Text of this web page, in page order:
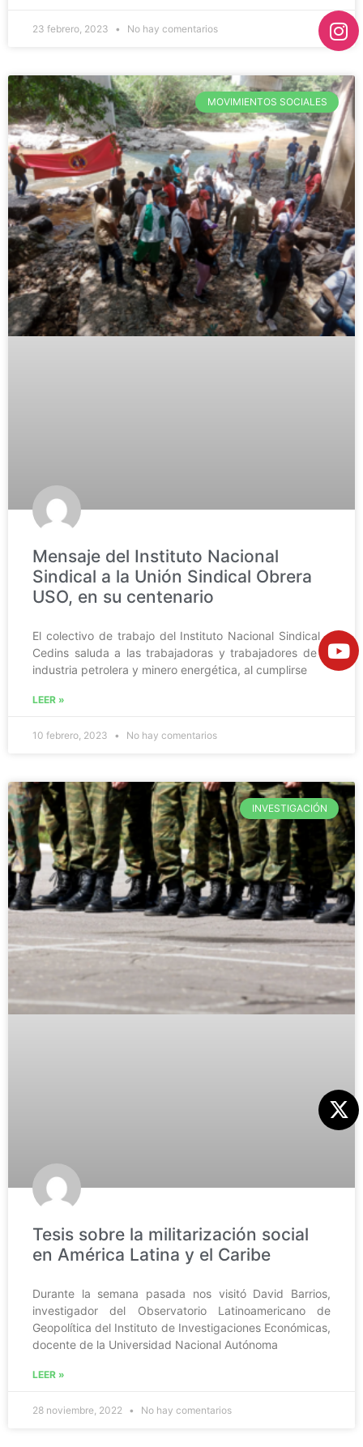
23 febrero, 2023 No hay comentarios
MOVIMIENTOS SOCIALES
Mensaje del Instituto Nacional
Sindical a la Unión Sindical Obrera
USO, en su centenario
El colectivo de trabajo del Instituto Nacional Sindical –
Cedins saluda a las trabajadoras y trabajadores de la
industria petrolera y minero energética, al cumplirse
LEER »
10 febrero, 2023 No hay comentarios
INVESTIGACIÓN
Tesis sobre la militarización social
en América Latina y el Caribe
Durante la semana pasada nos visitó David Barrios,
investigador del Observatorio Latinoamericano de
Geopolítica del Instituto de Investigaciones Económicas,
docente de la Universidad Nacional Autónoma
LEER »
28 noviembre, 2022 No hay comentarios